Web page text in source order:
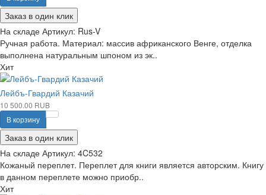
Заказ в один клик
На складе Артикул: Rus-V
Ручная работа. Материал: массив африканского Венге, отделка
выполнена натуральным шпоном из эк..
Хит
Лейбъ-Гвардий Казачий
10 500.00 RUB
В корзину
Заказ в один клик
На складе Артикул: 4C532
Кожаный переплет. Переплет для книги является авторским. Книгу
в данном переплете можно приобр..
Хит